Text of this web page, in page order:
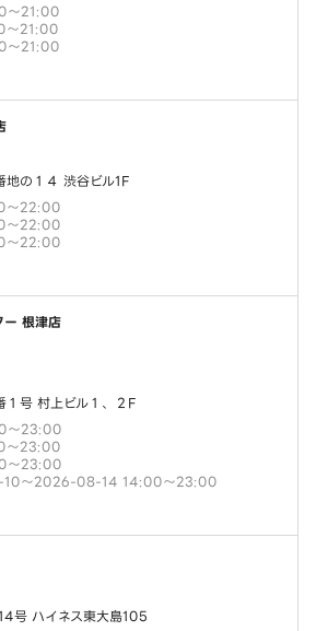
～21:00
～21:00
～21:00
地の１４ 渋谷ビル1F
～22:00
～22:00
～22:00
ー 根津店
号 村上ビル１、２F
～23:00
～23:00
～23:00
～2026-08-14 14:00～23:00
号 ハイネス東大島105